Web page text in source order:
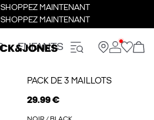
SHOPPEZ MAINTENANT
SHOPPEZ MAINTENANT
ENFANTS
PACK DE 3 MAILLOTS
29.99 €